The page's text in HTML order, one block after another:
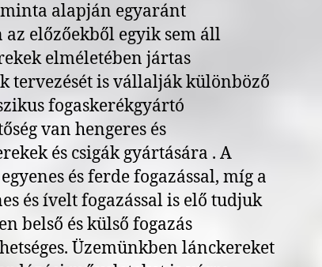
alapján egyaránt
előzőekből egyik sem áll
elméletében jártas
tervezését is vállalják különböző
fogaskerékgyártó
van hengeres és
és csigák gyártására . A
és ferde fogazással, míg a
és ívelt fogazással is elő tudjuk
belső és külső fogazás
Üzemünkben lánckereket